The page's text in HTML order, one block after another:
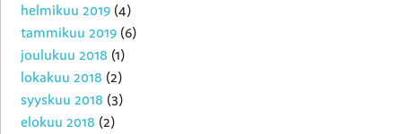
helmikuu 2019 (4)
tammikuu 2019 (6)
joulukuu 2018 (1)
lokakuu 2018 (2)
syyskuu 2018 (3)
elokuu 2018 (2)